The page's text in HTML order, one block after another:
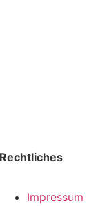
Rechtliches
Impressum